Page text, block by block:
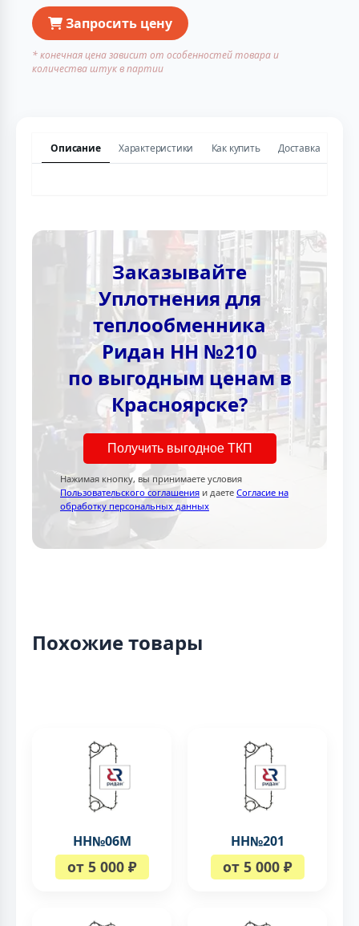
Запросить цену
* конечная цена зависит от особенностей товара и
количества штук в партии
Описание Характеристики Как купить Доставка
Заказывайте
Уплотнения для
теплообменника
Ридан НН №210
по выгодным ценам в
Красноярске?
Получить выгодное ТКП
Нажимая кнопку, вы принимаете условия
Пользовательского соглашения и даете Согласие на
обработку персональных данных
Похожие товары
НН№06М
от 5 000 ₽
НН№201
от 5 000 ₽